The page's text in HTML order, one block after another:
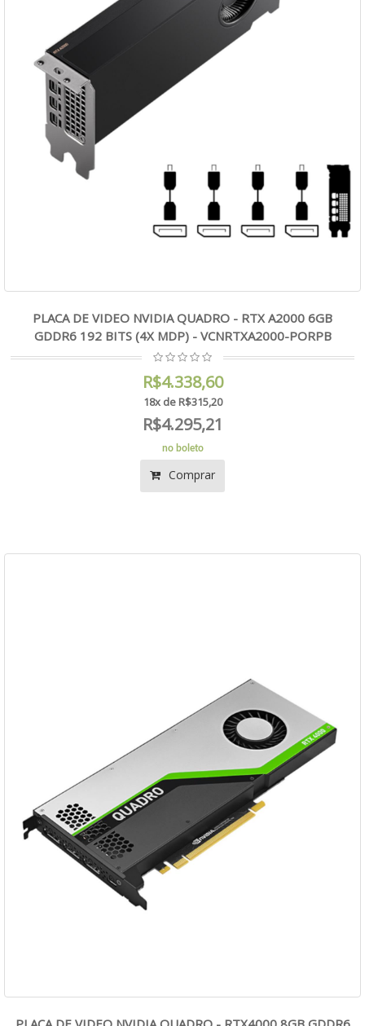
PLACA DE VIDEO NVIDIA QUADRO - RTX A2000 6GB
GDDR6 192 BITS (4X MDP) - VCNRTXA2000-PORPB
R$4.338,60
18x de R$315,20
R$4.295,21
no boleto
Comprar